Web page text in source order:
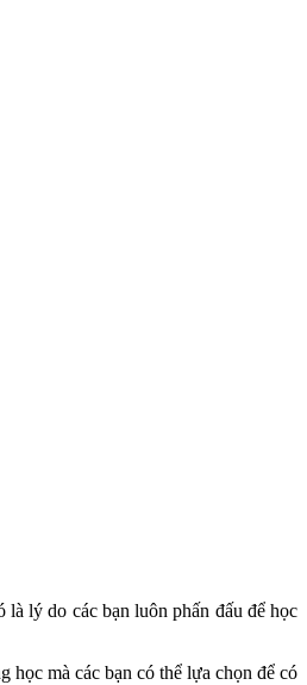
lý do các bạn luôn phấn đấu để học
học mà các bạn có thể lựa chọn để có